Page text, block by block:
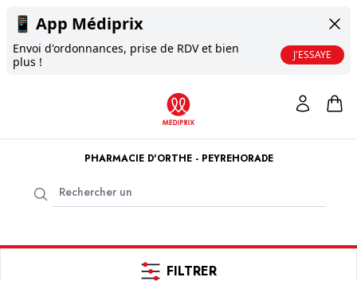
📱 App Médiprix
Envoi d'ordonnances, prise de RDV et bien
plus !
J'ESSAYE
PHARMACIE D'ORTHE - PEYREHORADE
FILTRER